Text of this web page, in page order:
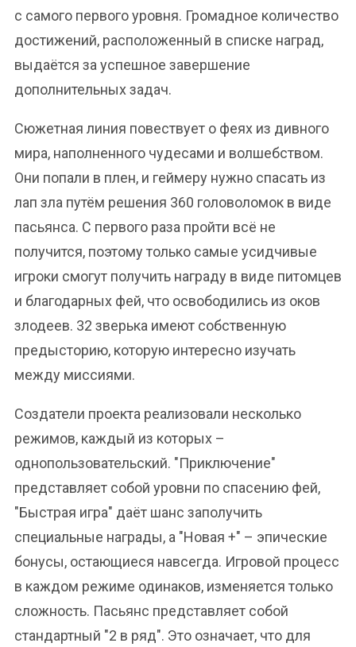
с самого первого уровня. Громадное количество
достижений, расположенный в списке наград,
выдаётся за успешное завершение
дополнительных задач.
Сюжетная линия повествует о феях из дивного
мира, наполненного чудесами и волшебством.
Они попали в плен, и геймеру нужно спасать из
лап зла путём решения 360 головоломок в виде
пасьянса. С первого раза пройти всё не
получится, поэтому только самые усидчивые
игроки смогут получить награду в виде питомцев
и благодарных фей, что освободились из оков
злодеев. 32 зверька имеют собственную
предысторию, которую интересно изучать
между миссиями.
Создатели проекта реализовали несколько
режимов, каждый из которых –
однопользовательский. "Приключение"
представляет собой уровни по спасению фей,
"Быстрая игра" даёт шанс заполучить
специальные награды, а "Новая +" – эпические
бонусы, остающиеся навсегда. Игровой процесс
в каждом режиме одинаков, изменяется только
сложность. Пасьянс представляет собой
стандартный "2 в ряд". Это означает, что для